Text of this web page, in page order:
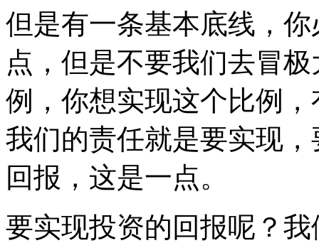
但是有一条基本底线，
点，但是不要我们去冒
例，你想实现这个比例
我们的责任就是要实现
回报，这是一点。
要实现投资的回报呢？